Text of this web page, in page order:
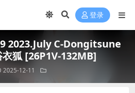
登录
2023.July C-Dongitsune
狐 [26P1V-132MB]
2025-12-11